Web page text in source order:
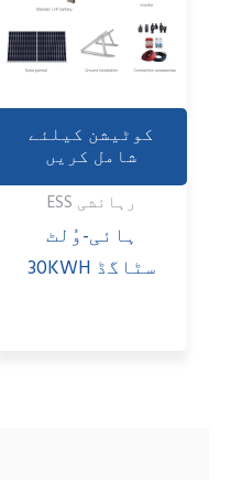
کوٹیشن کیلئے
شامل کریں
رہائشی ESS
ہائی-وُلٹ
سٹاگڈ 30KWH